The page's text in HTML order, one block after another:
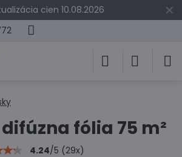
✕
cien 10.08.2026
fólia 75 m²
4.24/5 (29x)